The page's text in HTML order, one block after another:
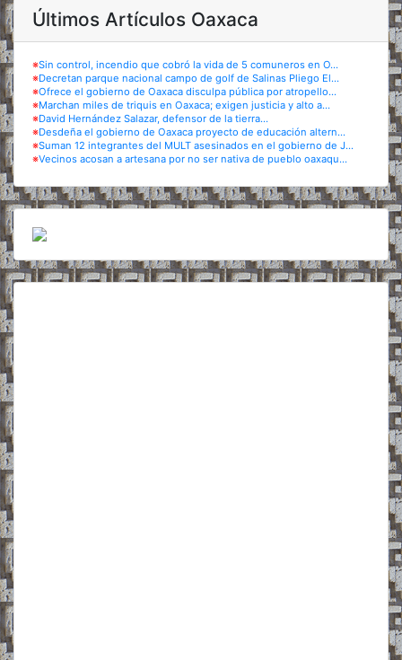
Últimos Artículos Oaxaca
※Sin control, incendio que cobró la vida de 5 comuneros en O...
※Decretan parque nacional campo de golf de Salinas Pliego El...
※Ofrece el gobierno de Oaxaca disculpa pública por atropello...
※Marchan miles de triquis en Oaxaca; exigen justicia y alto a...
※David Hernández Salazar, defensor de la tierra...
※Desdeña el gobierno de Oaxaca proyecto de educación altern...
※Suman 12 integrantes del MULT asesinados en el gobierno de J...
※Vecinos acosan a artesana por no ser nativa de pueblo oaxaqu...